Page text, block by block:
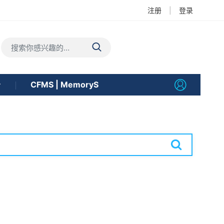
注册 登录
CFMS | MemoryS